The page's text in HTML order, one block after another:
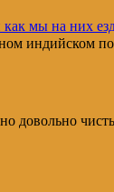
мы на них
индийском
довольно